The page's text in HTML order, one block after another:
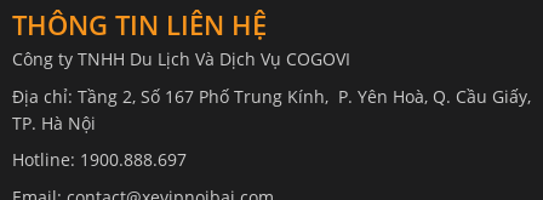
THÔNG TIN LIÊN HỆ
Công ty TNHH Du Lịch Và Dịch Vụ COGOVI
Địa chỉ: Tầng 2, Số 167 Phố Trung Kính, P. Yên Hoà, Q. Cầu Giấy,
TP. Hà Nội
Hotline: 1900.888.697